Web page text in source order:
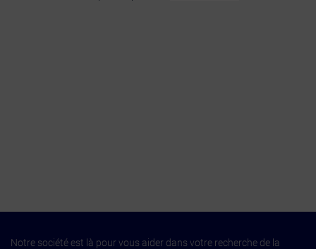
Notre société est là pour vous aider dans votre recherche de la